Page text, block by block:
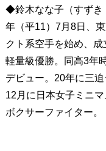
◆鈴木なな子（すずき
年（平11）7月8日、
クト系空手を始め、
軽量級優勝。同高3年
デビュー。20年に三
12月に日本女子ミニ
ボクサーファイター。